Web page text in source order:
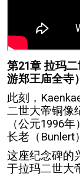
第21章 拉玛
游郑王庙全寺）
此刻，
二世大帝铜像
（公元1996
长老（Bunlert
这座纪念碑的
于拉玛二世大